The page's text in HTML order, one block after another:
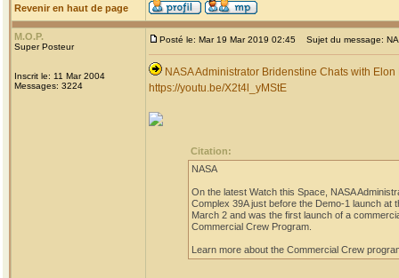
Revenir en haut de page
M.O.P.
Super Posteur
Inscrit le: 11 Mar 2004
Messages: 3224
Posté le: Mar 19 Mar 2019 02:45 Sujet du message:
NASA Administrator Bridenstine Chats with
https://youtu.be/X2t4l_yMStE
Citation:
NASA
On the latest Watch this Space, NASA
Complex 39A just before the Demo-1 launch at
March 2 and was the first launch of a
Commercial Crew Program.
Learn more about the Commercial Crew